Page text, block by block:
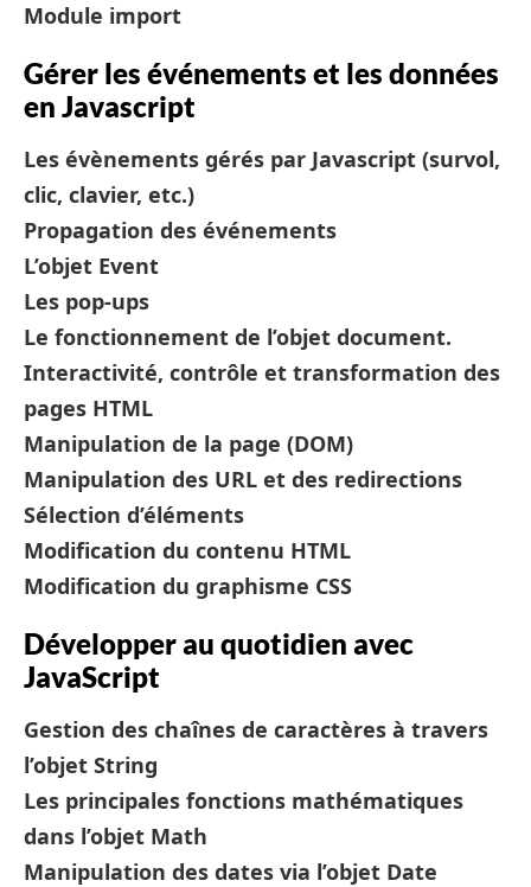
Module import
Gérer les événements et les données
en Javascript
Les évènements gérés par Javascript (survol,
clic, clavier, etc.)
Propagation des événements
L’objet Event
Les pop-ups
Le fonctionnement de l’objet document.
Interactivité, contrôle et transformation des
pages HTML
Manipulation de la page (DOM)
Manipulation des URL et des redirections
Sélection d’éléments
Modification du contenu HTML
Modification du graphisme CSS
Développer au quotidien avec
JavaScript
Gestion des chaînes de caractères à travers
l’objet String
Les principales fonctions mathématiques
dans l’objet Math
Manipulation des dates via l’objet Date